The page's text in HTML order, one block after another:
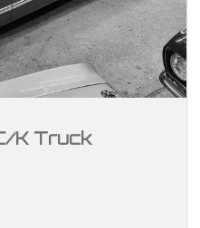
K Truck